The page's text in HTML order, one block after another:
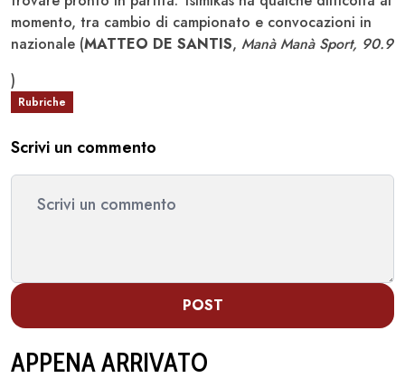
momento, tra cambio di campionato e convocazioni in
nazionale (MATTEO DE SANTIS, Manà Manà Sport, 90.9
)
Rubriche
Scrivi un commento
POST
APPENA ARRIVATO